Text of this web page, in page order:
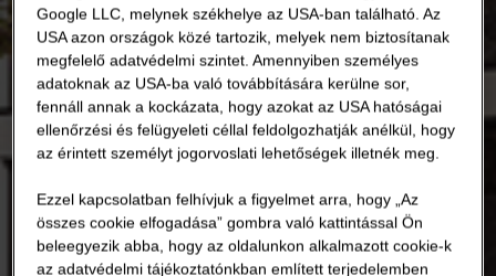
Google LLC, melynek székhelye az USA-ban található. Az
USA azon országok közé tartozik, melyek nem biztosítanak
megfelelő adatvédelmi szintet. Amennyiben személyes
adatoknak az USA-ba való továbbítására kerülne sor,
fennáll annak a kockázata, hogy azokat az USA hatóságai
ellenőrzési és felügyeleti céllal feldolgozhatják anélkül, hogy
az érintett személyt jogorvoslati lehetőségek illetnék meg.
Ezzel kapcsolatban felhívjuk a figyelmet arra, hogy „Az
összes cookie elfogadása” gombra való kattintással Ön
beleegyezik abba, hogy az oldalunkon alkalmazott cookie-k
az adatvédelmi tájékoztatónkban említett terjedelemben